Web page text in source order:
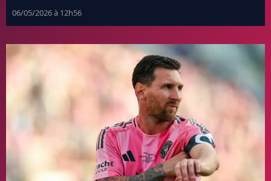
06/05/2026 à 12h56